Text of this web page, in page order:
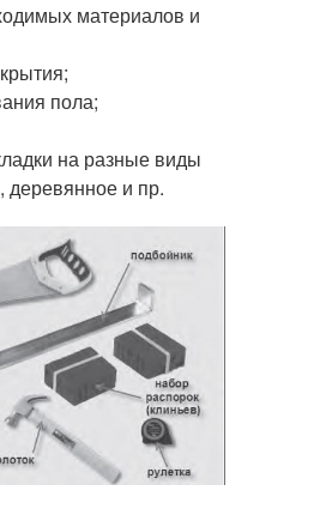
материалов и
пола;
на разные виды
деревянное и пр.